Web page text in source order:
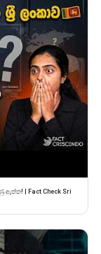
ඇත්ත! | Fact Check Sri